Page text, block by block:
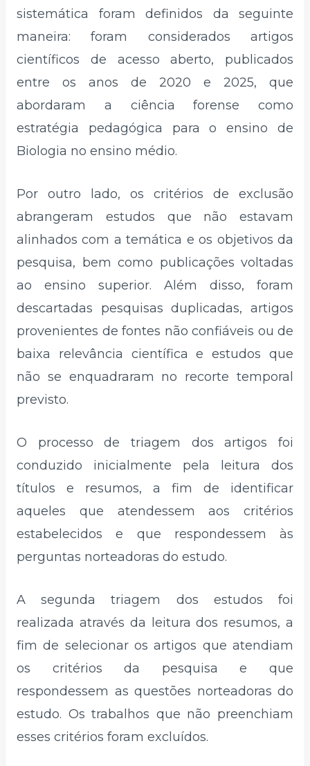
sistemática foram definidos da seguinte
maneira: foram considerados artigos
científicos de acesso aberto, publicados
entre os anos de 2020 e 2025, que
abordaram a ciência forense como
estratégia pedagógica para o ensino de
Biologia no ensino médio.
Por outro lado, os critérios de exclusão
abrangeram estudos que não estavam
alinhados com a temática e os objetivos da
pesquisa, bem como publicações voltadas
ao ensino superior. Além disso, foram
descartadas pesquisas duplicadas, artigos
provenientes de fontes não confiáveis ou de
baixa relevância científica e estudos que
não se enquadraram no recorte temporal
previsto.
O processo de triagem dos artigos foi
conduzido inicialmente pela leitura dos
títulos e resumos, a fim de identificar
aqueles que atendessem aos critérios
estabelecidos e que respondessem às
perguntas norteadoras do estudo.
A segunda triagem dos estudos foi
realizada através da leitura dos resumos, a
fim de selecionar os artigos que atendiam
os critérios da pesquisa e que
respondessem as questões norteadoras do
estudo. Os trabalhos que não preenchiam
esses critérios foram excluídos.